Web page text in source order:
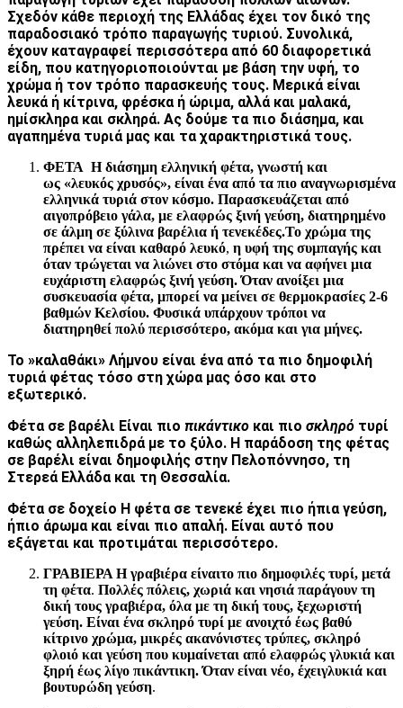
Σχεδόν κάθε περιοχή της Ελλάδας έχει τον δικό της
παραδοσιακό τρόπο παραγωγής τυριού. Συνολικά,
έχουν καταγραφεί περισσότερα από 60 διαφορετικά
είδη, που κατηγοριοποιούνται με βάση την υφή, το
χρώμα ή τον τρόπο παρασκευής τους. Μερικά είναι
λευκά ή κίτρινα, φρέσκα ή ώριμα, αλλά και μαλακά,
ημίσκληρα και σκληρά. Ας δούμε τα πιο διάσημα, και
αγαπημένα τυριά μας και τα χαρακτηριστικά τους.
ΦΕΤΑ Η διάσημη ελληνική φέτα, γνωστή και
ως «λευκός χρυσός», είναι ένα από τα πιο αναγνωρισμένα
ελληνικά τυριά στον κόσμο. Παρασκευάζεται από
αιγοπρόβειο γάλα, με ελαφρώς ξινή γεύση, διατηρημένο
σε άλμη σε ξύλινα βαρέλια ή τενεκέδες.Το χρώμα της
πρέπει να είναι καθαρό λευκό, η υφή της συμπαγής και
όταν τρώγεται να λιώνει στο στόμα και να αφήνει μια
ευχάριστη ελαφρώς ξινή γεύση. Όταν ανοίξει μια
συσκευασία φέτα, μπορεί να μείνει σε θερμοκρασίες 2-6
βαθμών Κελσίου. Φυσικά υπάρχουν τρόποι να
διατηρηθεί πολύ περισσότερο, ακόμα και για μήνες.
Το »καλαθάκι» Λήμνου είναι ένα από τα πιο δημοφιλή
τυριά φέτας τόσο στη χώρα μας όσο και στο
εξωτερικό.
Φέτα σε βαρέλι Είναι πιο πικάντικο και πιο σκληρό τυρί
καθώς αλληλεπιδρά με το ξύλο. Η παράδοση της φέτας
σε βαρέλι είναι δημοφιλής στην Πελοπόννησο, τη
Στερεά Ελλάδα και τη Θεσσαλία.
Φέτα σε δοχείο Η φέτα σε τενεκέ έχει πιο ήπια γεύση,
ήπιο άρωμα και είναι πιο απαλή. Είναι αυτό που
εξάγεται και προτιμάται περισσότερο.
ΓΡΑΒΙΕΡΑ Η γραβιέρα είναιτο πιο δημοφιλές τυρί, μετά
τη φέτα. Πολλές πόλεις, χωριά και νησιά παράγουν τη
δική τους γραβιέρα, όλα με τη δική τους, ξεχωριστή
γεύση. Είναι ένα σκληρό τυρί με ανοιχτό έως βαθύ
κίτρινο χρώμα, μικρές ακανόνιστες τρύπες, σκληρό
φλοιό και γεύση που κυμαίνεται από ελαφρώς γλυκιά και
ξηρή έως λίγο πικάντικη. Όταν είναι νέο, έχειγλυκιά και
βουτυρώδη γεύση.